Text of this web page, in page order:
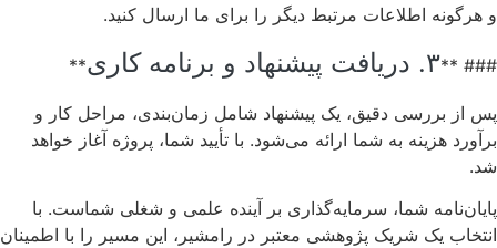
و هرگونه اطلاعات مرتبط دیگر را برای ما ارسال کنید.
### **۳. دریافت پیشنهاد و برنامه کاری **
پس از بررسی دقیق، یک پیشنهاد شامل زمان‌بندی، مراحل کار و
برآورد هزینه به شما ارائه می‌شود. با تأیید شما، پروژه آغاز خواهد
شد.
پایان‌نامه شما، سرمایه‌گذاری بر آینده علمی و شغلی شماست. با
انتخاب یک شریک پژوهشی معتبر در رامشیر، این مسیر را با اطمینان